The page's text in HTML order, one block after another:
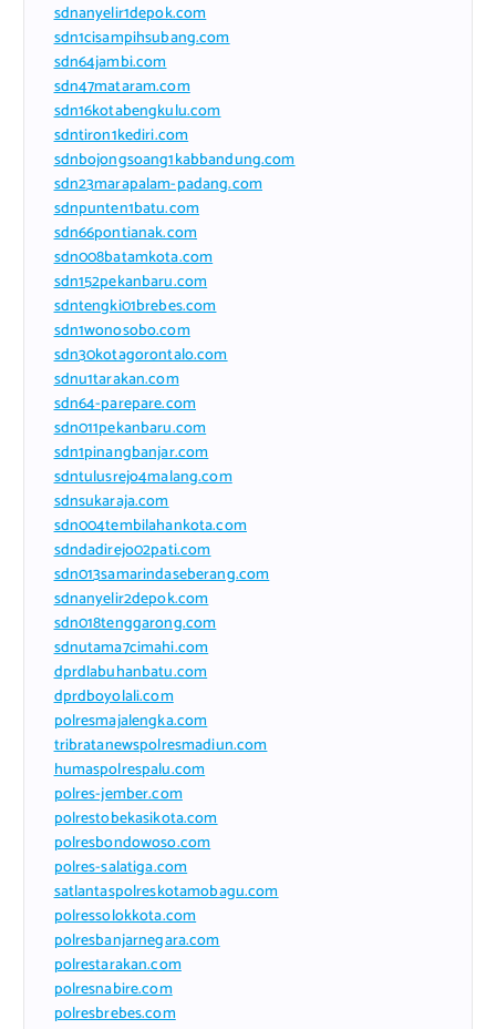
sdnanyelir1depok.com
sdn1cisampihsubang.com
sdn64jambi.com
sdn47mataram.com
sdn16kotabengkulu.com
sdntiron1kediri.com
sdnbojongsoang1kabbandung.com
sdn23marapalam-padang.com
sdnpunten1batu.com
sdn66pontianak.com
sdn008batamkota.com
sdn152pekanbaru.com
sdntengki01brebes.com
sdn1wonosobo.com
sdn30kotagorontalo.com
sdnu1tarakan.com
sdn64-parepare.com
sdn011pekanbaru.com
sdn1pinangbanjar.com
sdntulusrejo4malang.com
sdnsukaraja.com
sdn004tembilahankota.com
sdndadirejo02pati.com
sdn013samarindaseberang.com
sdnanyelir2depok.com
sdn018tenggarong.com
sdnutama7cimahi.com
dprdlabuhanbatu.com
dprdboyolali.com
polresmajalengka.com
tribratanewspolresmadiun.com
humaspolrespalu.com
polres-jember.com
polrestobekasikota.com
polresbondowoso.com
polres-salatiga.com
satlantaspolreskotamobagu.com
polressolokkota.com
polresbanjarnegara.com
polrestarakan.com
polresnabire.com
polresbrebes.com